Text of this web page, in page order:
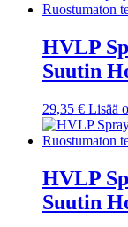
HVLP
Suutin
29,35 € Lisää
HVLP
Suutin